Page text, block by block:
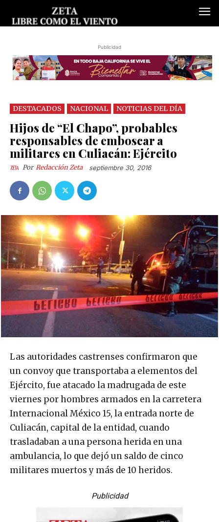
Publicidad
DESTACADOS NACIONAL NOTICIAS DEL DÍA
Hijos de “El Chapo”, probables
responsables de emboscar a
militares en Culiacán: Ejército
Por Redacción Zeta septiembre 30, 2016
Las autoridades castrenses confirmaron que
un convoy que transportaba a elementos del
Ejército, fue atacado la madrugada de este
viernes por hombres armados en la carretera
Internacional México 15, la entrada norte de
Culiacán, capital de la entidad, cuando
trasladaban a una persona herida en una
ambulancia, lo que dejó un saldo de cinco
militares muertos y más de 10 heridos.
Publicidad